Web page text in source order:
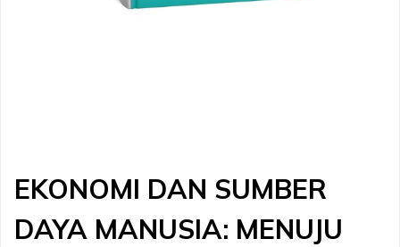
EKONOMI DAN SUMBER
DAYA MANUSIA: MENUJU